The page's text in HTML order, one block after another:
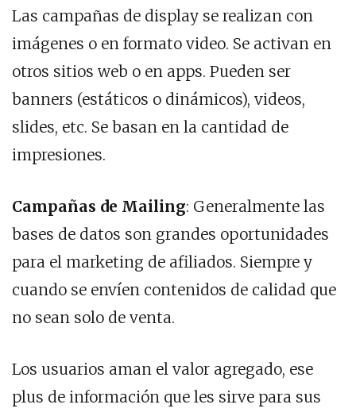
Las campañas de display se realizan con
imágenes o en formato video. Se activan en
otros sitios web o en apps. Pueden ser
banners (estáticos o dinámicos), videos,
slides, etc. Se basan en la cantidad de
impresiones.
Campañas de Mailing: Generalmente las
bases de datos son grandes oportunidades
para el marketing de afiliados. Siempre y
cuando se envíen contenidos de calidad que
no sean solo de venta.
Los usuarios aman el valor agregado, ese
plus de información que les sirve para sus